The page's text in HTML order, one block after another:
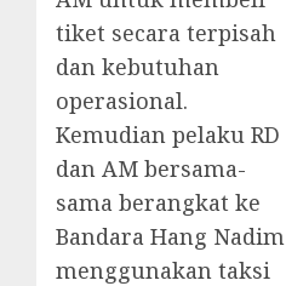
tiket secara terpisah
dan kebutuhan
operasional.
Kemudian pelaku RD
dan AM bersama-
sama berangkat ke
Bandara Hang Nadim
menggunakan taksi